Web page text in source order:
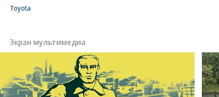
Toyota
Экран мультимедиа